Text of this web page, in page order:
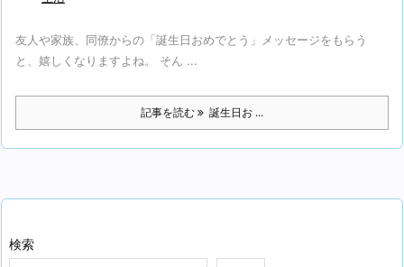
友人や家族、同僚からの「誕生日おめでとう」メッセージをもらう
と、嬉しくなりますよね。 そん ...
記事を読む 誕生日お ...
検索